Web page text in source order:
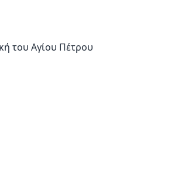
του Αγίου Πέτρου